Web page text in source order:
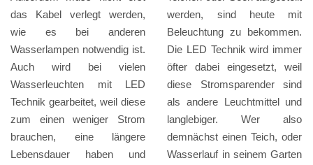
das Kabel verlegt werden,
wie es bei anderen
Wasserlampen notwendig ist.
Auch wird bei vielen
Wasserleuchten mit LED
Technik gearbeitet, weil diese
zum einen weniger Strom
brauchen, eine längere
Lebensdauer haben und
werden, sind heute mit
Beleuchtung zu bekommen.
Die LED Technik wird immer
öfter dabei eingesetzt, weil
diese Stromsparender sind
als andere Leuchtmittel und
langlebiger. Wer also
demnächst einen Teich, oder
Wasserlauf in seinem Garten